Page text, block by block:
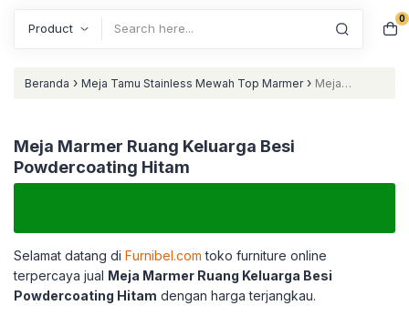
0
Beranda › Meja Tamu Stainless Mewah Top Marmer › Meja
Meja Marmer Ruang Keluarga Besi
Powdercoating Hitam
Selamat datang di Furnibel.com toko furniture online
terpercaya jual Meja Marmer Ruang Keluarga Besi
Powdercoating Hitam dengan harga terjangkau.